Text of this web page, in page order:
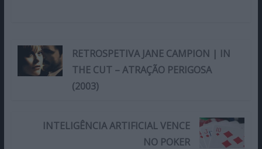
RETROSPETIVA JANE CAMPION | IN
THE CUT – ATRAÇÃO PERIGOSA
(2003)
INTELIGÊNCIA ARTIFICIAL VENCE
NO POKER